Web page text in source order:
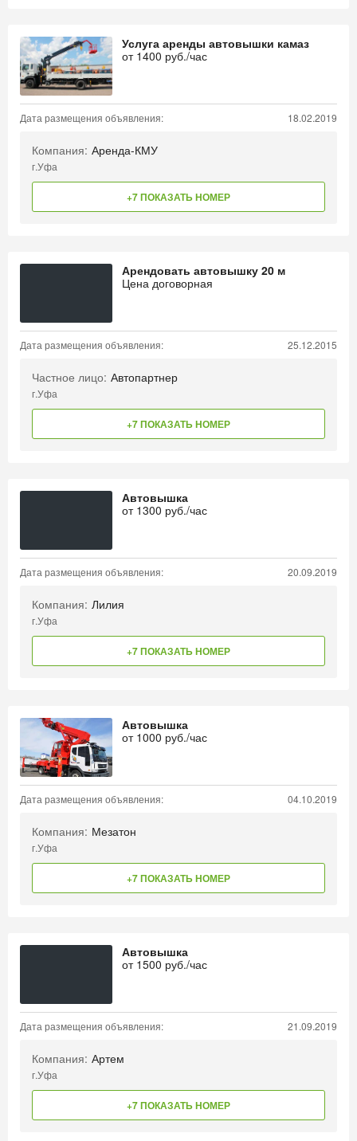
Услуга аренды автовышки камаз
от 1400 руб./час
Дата размещения объявления: 18.02.2019
Компания: Аренда-КМУ
г.Уфа
+7 ПОКАЗАТЬ НОМЕР
Арендовать автовышку 20 м
Цена договорная
Дата размещения объявления: 25.12.2015
Частное лицо: Автопартнер
г.Уфа
+7 ПОКАЗАТЬ НОМЕР
Автовышка
от 1300 руб./час
Дата размещения объявления: 20.09.2019
Компания: Лилия
г.Уфа
+7 ПОКАЗАТЬ НОМЕР
Автовышка
от 1000 руб./час
Дата размещения объявления: 04.10.2019
Компания: Мезатон
г.Уфа
+7 ПОКАЗАТЬ НОМЕР
Автовышка
от 1500 руб./час
Дата размещения объявления: 21.09.2019
Компания: Артем
г.Уфа
+7 ПОКАЗАТЬ НОМЕР